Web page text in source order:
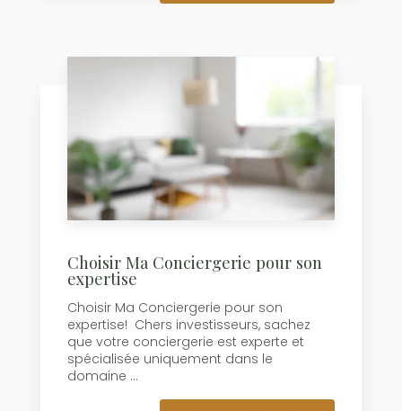
Choisir Ma Conciergerie pour son
expertise
Choisir Ma Conciergerie pour son
expertise! Chers investisseurs, sachez
que votre conciergerie est experte et
spécialisée uniquement dans le
domaine ...